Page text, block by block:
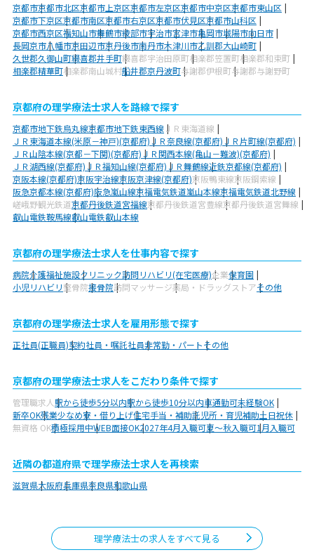
京都市京都市北区京都市上京区京都市左京区京都市中京区京都市東山区
京都市下京区京都市南区京都市右京区京都市伏見区京都市山科区
京都市西京区福知山市舞鶴市綾部市宇治市宮津市亀岡市城陽市向日市
長岡京市八幡市京田辺市京丹後市南丹市木津川市乙訓郡大山崎町
久世郡久御山町綴喜郡井手町綴喜郡宇治田原町相楽郡笠置町相楽郡和束町
相楽郡精華町相楽郡南山城村船井郡京丹波町与謝郡伊根町与謝郡与謝野町
京都府の理学療法士求人を路線で探す
京都市地下鉄烏丸線京都市地下鉄東西線 ＪＲ東海道線
ＪＲ東海道本線(米原－神戸)(京都府)ＪＲ奈良線(京都府)ＪＲ片町線(京都府)
ＪＲ山陰本線(京都－下関)(京都府)ＪＲ関西本線(亀山－難波)(京都府)
ＪＲ湖西線(京都府)ＪＲ福知山線(京都府)ＪＲ舞鶴線近鉄京都線(京都府)
京阪本線(京都府)京阪宇治線京阪京津線(京都府)京阪鴨東線京阪鋼索線
阪急京都本線(京都府)阪急嵐山線京福電気鉄道嵐山本線京福電気鉄道北野線
嵯峨野観光鉄道京都丹後鉄道宮福線京都丹後鉄道宮豊線京都丹後鉄道宮舞線
叡山電鉄鞍馬線叡山電鉄叡山本線
京都府の理学療法士求人を仕事内容で探す
病院介護福祉施設クリニック訪問リハビリ(在宅医療)企業保育園
小児リハビリ整骨院接骨院訪問マッサージ薬局・ドラッグストアその他
京都府の理学療法士求人を雇用形態で探す
正社員(正職員)契約社員・嘱託社員非常勤・パートその他
京都府の理学療法士求人をこだわり条件で探す
管理職求人駅から徒歩5分以内駅から徒歩10分以内車通勤可未経験OK
新卒OK残業少なめ寮・借り上げ住宅手当・補助託児所・育児補助土日祝休
無資格 OK積極採用中WEB面接OK2027年4月入職可夏～秋入職可1月入職可
近隣の都道府県で理学療法士求人を再検索
滋賀県大阪府兵庫県奈良県和歌山県
理学療法士の求人をすべて見る